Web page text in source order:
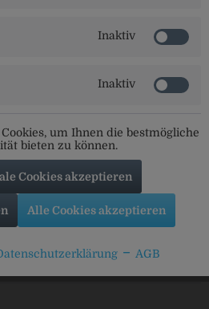
Inaktiv
Inaktiv
um Ihnen die bestmögliche
bieten zu können.
Cookies akzeptieren
Alle Cookies akzeptieren
AGB